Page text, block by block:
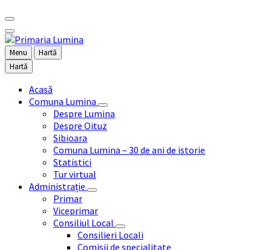
Menu
Hartă
Hartă
Acasă
Comuna Lumina
Despre Lumina
Despre Oituz
Sibioara
Comuna Lumina – 30 de ani de istorie
Statistici
Tur virtual
Administrație
Primar
Viceprimar
Consiliul Local
Consilieri Locali
Comisii de specialitate